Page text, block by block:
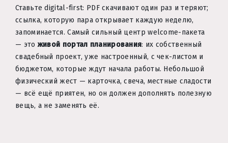
Ставьте digital-first: PDF скачивают один раз и теряют;
ссылка, которую пара открывает каждую неделю,
запоминается. Самый сильный центр welcome-пакета
— этоживой портал планирования: их собственный
свадебный проект, уже настроенный, с чек-листом и
бюджетом, которые ждут начала работы. Небольшой
физический жест — карточка, свеча, местные сладости
— всё ещё приятен, но он должен дополнять полезную
вещь, а не заменять её.